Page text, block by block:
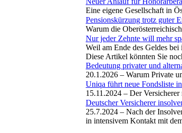
Eine eigene Gesellschaft in
Pensionskürzung trotz guter
Warum die
Nur jeder Zehnte will mehr
Weil am Ende des Geldes
Diese Artikel könnten Sie
Bedeutung privater und
20.1.2026 – Warum Private
Uniqa führt neue Fondsliste
15.11.2024 – Der
Deutscher Versicherer
25.7.2024 – Nach der
in intensivem Kontakt mit